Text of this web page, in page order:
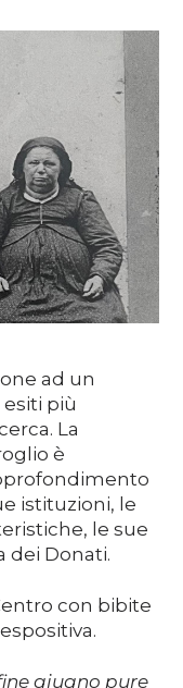
ad un
più
La
è
istituzioni, le
le sue
dei Donati.
con bibite
giugno pure